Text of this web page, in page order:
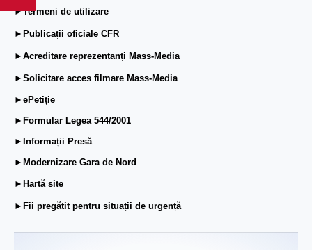
►Termeni de utilizare
►Publicații oficiale CFR
►Acreditare reprezentanți Mass-Media
►Solicitare acces filmare Mass-Media
►ePetiție
►Formular Legea 544/2001
►Informații Presă
►Modernizare Gara de Nord
►Hartă site
►Fii pregătit pentru situații de urgență